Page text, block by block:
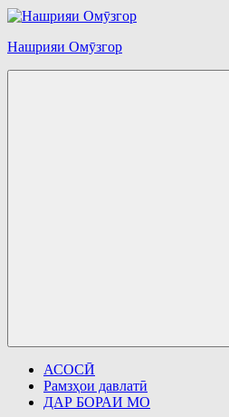
Перейти
содержимому
Нашрияи Омӯзгор
АСОСӢ
Рамзҳои давлатӣ
ДАР БОРАИ МО